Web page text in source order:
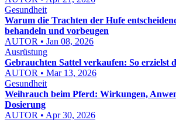
Gesundheit
Warum die Trachten der Hufe
behandeln und vorbeugen
AUTOR • Jan 08, 2026
Ausrüstung
Gebrauchten Sattel verkaufen: So erzielst
AUTOR • Mar 13, 2026
Gesundheit
Weihrauch beim Pferd: Wirkungen,
Dosierung
AUTOR • Apr 30, 2026